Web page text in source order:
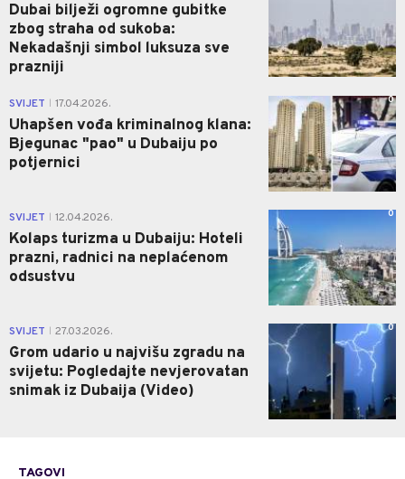
Dubai bilježi ogromne gubitke
zbog straha od sukoba:
Nekadašnji simbol luksuza sve
prazniji
SVIJET 17.04.2026.
Uhapšen vođa kriminalnog klana:
Bjegunac "pao" u Dubaiju po
potjernici
0
SVIJET 12.04.2026.
Kolaps turizma u Dubaiju: Hoteli
prazni, radnici na neplaćenom
odsustvu
0
SVIJET 27.03.2026.
Grom udario u najvišu zgradu na
svijetu: Pogledajte nevjerovatan
snimak iz Dubaija (Video)
0
TAGOVI